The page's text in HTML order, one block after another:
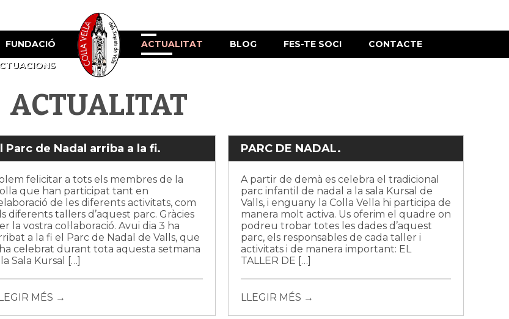
FUNDACIÓ
ACTUALITAT BLOG FES-TE SOCI CONTACTE
ACTUALITAT
Parc de Nadal arriba a la fi.
felicitar a tots els membres de la
que han participat tant en
de les diferents activitats, com
diferents tallers d’aquest parc. Gràcies
la vostra col·laboració. Avui dia 3 ha
a la fi el Parc de Nadal de Valls, que
celebrat durant tota aquesta setmana
Sala Kursal […]
MÉS →
PARC DE NADAL.
A partir de demà es celebra el tradicional
parc infantil de nadal a la sala Kursal de
Valls, i enguany la Colla Vella hi participa de
manera molt activa. Us oferim el quadre on
podreu trobar totes les dades d’aquest
parc, els responsables de cada taller i
activitats i de manera important: EL
TALLER DE […]
LLEGIR MÉS →